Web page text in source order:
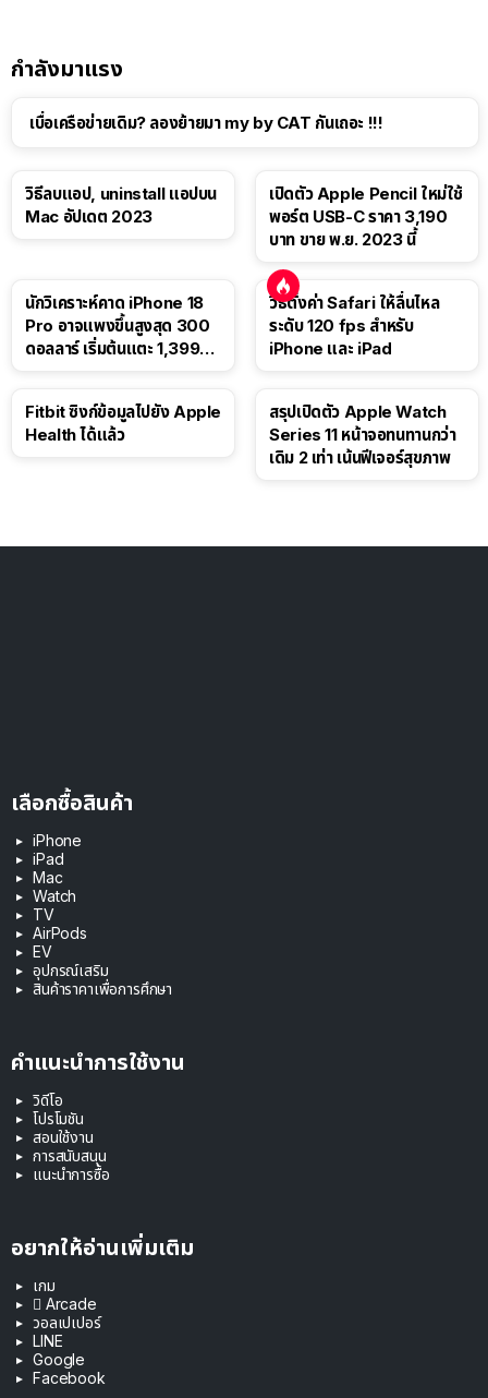
กำลังมาแรง
เบื่อเครือข่ายเดิม? ลองย้ายมา my by CAT กันเถอะ !!!
วิธีลบแอป, uninstall แอปบน
Mac อัปเดต 2023
เปิดตัว Apple Pencil ใหม่ใช้
พอร์ต USB-C ราคา 3,190
บาท ขาย พ.ย. 2023 นี้
นักวิเคราะห์คาด iPhone 18
Pro อาจแพงขึ้นสูงสุด 300
ดอลลาร์ เริ่มต้นแตะ 1,399
วิธีตั้งค่า Safari ให้ลื่นไหล
ระดับ 120 fps สำหรับ
iPhone และ iPad
Fitbit ซิงก์ข้อมูลไปยัง Apple
Health ได้แล้ว
สรุปเปิดตัว Apple Watch
Series 11 หน้าจอทนทานกว่า
เดิม 2 เท่า เน้นฟีเจอร์สุขภาพ
เลือกซื้อสินค้า
iPhone
iPad
Mac
Watch
TV
AirPods
EV
อุปกรณ์เสริม
สินค้าราคาเพื่อการศึกษา
คำแนะนำการใช้งาน
วิดีโอ
โปรโมชัน
สอนใช้งาน
การสนับสนุน
แนะนำการซื้อ
อยากให้อ่านเพิ่มเติม
เกม
 Arcade
วอลเปเปอร์
LINE
Google
Facebook